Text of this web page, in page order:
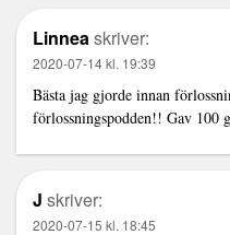
Linneaskriver:
2020-07-14 kl. 19:39
Bästa jag gjorde innan
förlossningspodden!! Gav 100
J skriver:
2020-07-15 kl. 18:45